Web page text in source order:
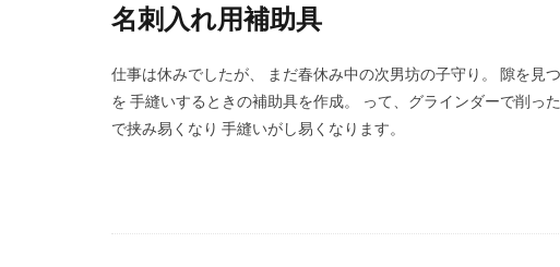
名刺入れ用補助具
仕事は休みでしたが、 まだ春休み中の次男坊の子守り。 隙を見
を 手縫いするときの補助具を作成。 って、グラインダーで削っ
で挟み易くなり 手縫いがし易くなります。